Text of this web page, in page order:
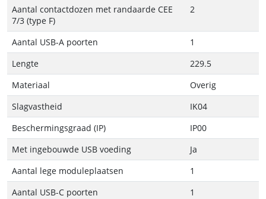
Aantal contactdozen met randaarde CEE
7/3 (type F)
2
Aantal USB-A poorten
1
Lengte
229.5
Materiaal
Overig
Slagvastheid
IK04
Beschermingsgraad (IP)
IP00
Met ingebouwde USB voeding
Ja
Aantal lege moduleplaatsen
1
Aantal USB-C poorten
1